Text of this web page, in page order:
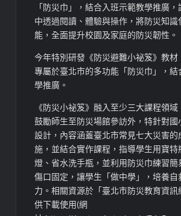
「防災巾」，結合入班示範教學推廣
中透過閱讀、體驗與操作，將防災知識
能，全面提升校園及家庭的防災韌性。
今年特別研發《防災避難小祕笈》教材
專屬於臺北市的多功能「防災巾」，結
學推廣。
《防災小祕笈》融入至少三大課程領
鼓勵師生至防災場館參訪外，特針對國
設計，內容涵蓋臺北市常見七大災害的
施，並結合實作課程，指導學生用寶特
燈、省水洗手瓶，並利用防災巾練習簡
傷口固定，讓學生「做中學」，培養自
力。相關資源於「臺北市防災教育資訊
供下載使用(網